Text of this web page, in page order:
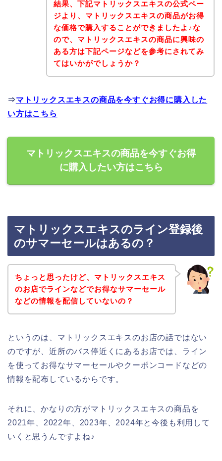
結果、下記マトリックスエキスの公式ペー
ジより、マトリックスエキスの商品がお得
な価格で購入することができましたよ♪な
ので、マトリックスエキスの商品に興味の
ある方は下記ページなどを参考にされてみ
てはいかがでしょうか？
⇒マトリックスエキスの商品を今すぐお得に購入した
い方はこちら
マトリックスエキスの商品を今すぐお得
に購入したい方はこちら
マトリックスエキスのライン登録後
のサマーセールはあるの？
ちょっと思ったけど、マトリックスエキス
のお店でラインなどでお得なサマーセール
などの情報を配信していないの？
というのは、マトリックスエキスのお店の話ではない
のですが、近所のバス停近くにあるお店では、ライン
を使ってお得なサマーセールやクーポンコードなどの
情報を配布しているからです。
それに、かなりの方がマトリックスエキスの商品を
2021年、2022年、2023年、2024年と今後も利用して
いくと思うんですよね♪